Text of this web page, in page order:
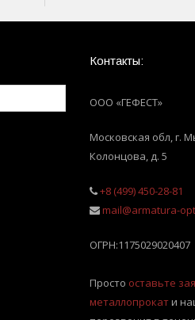
Контакты:
ООО «ГЕФЕСТ»
Московская обл, г.
Колонцова, д. 5
+8 (499) 450-28-81
mail@armatura-
ОГРН:1175029020407
Просто оставьте
металлопрокати